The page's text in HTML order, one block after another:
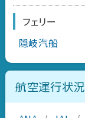
フェリー
隠岐汽船
航空運行状況